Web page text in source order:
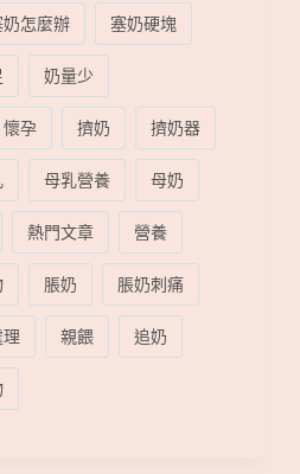
怎麼辦
塞奶硬塊
奶量少
懷孕 擠奶
擠奶器
母乳營養
母奶
熱門文章
營養
脹奶
脹奶刺痛
親餵
追奶